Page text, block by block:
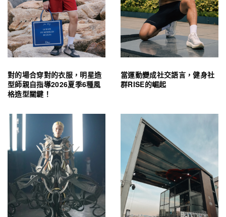
對的場合穿對的衣服，明星造
型師親自指導2026夏季6種風
格造型關鍵！
當運動變成社交語言，健身社
群RISE的崛起